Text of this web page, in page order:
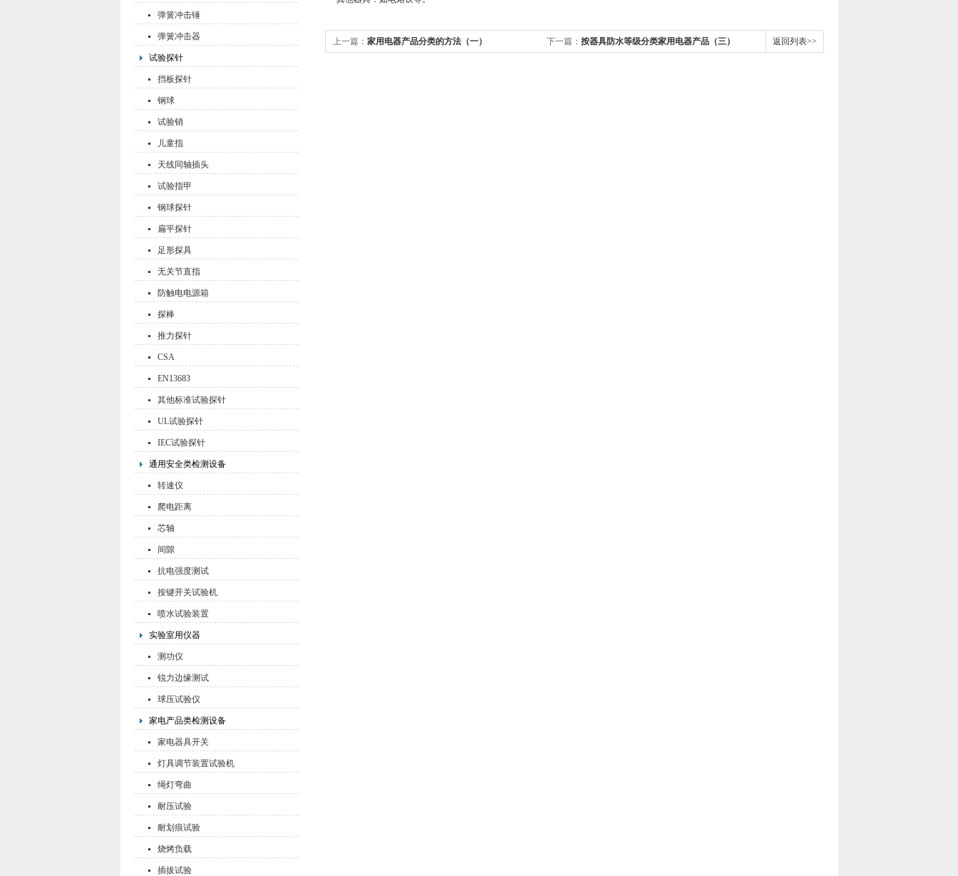
弹簧冲击锤
弹簧冲击器
试验探针
挡板探针
钢球
试验销
儿童指
天线同轴插头
试验指甲
钢球探针
扁平探针
足形探具
无关节直指
防触电电源箱
探棒
推力探针
CSA
EN13683
其他标准试验探针
UL试验探针
IEC试验探针
通用安全类检测设备
转速仪
爬电距离
芯轴
间隙
抗电强度测试
按键开关试验机
喷水试验装置
实验室用仪器
测功仪
锐力边缘测试
球压试验仪
家电产品类检测设备
家电器具开关
灯具调节装置试验机
绳灯弯曲
耐压试验
耐划痕试验
烧烤负载
插拔试验
上一篇： 家用电器产品分类的方法（一） 下一篇： 按器具防水等级分类家用电器产品（三） 返回列表>>